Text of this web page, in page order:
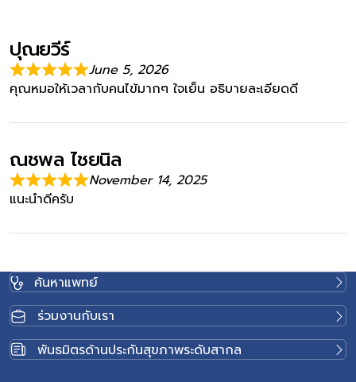
ปุณยวีร์
June 5, 2026
คุณหมอให้เวลากับคนไข้มากๆ ใจเย็น อธิบายละเอียดดี
ณชพล ไชยนิล
November 14, 2025
แนะนำดีครับ
ค้นหาแพทย์
ร่วมงานกับเรา
พันธมิตรด้านประกันสุขภาพระดับสากล